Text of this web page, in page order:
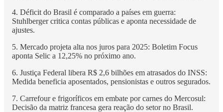
4. Déficit do Brasil é comparado a países em guerra:
Stuhlberger critica contas públicas e aponta necessidade de
ajustes.
5. Mercado projeta alta nos juros para 2025: Boletim Focus
aponta Selic a 12,25% no próximo ano.
6. Justiça Federal libera R$ 2,6 bilhões em atrasados do INSS:
Medida beneficia aposentados, pensionistas e outros segurados.
7. Carrefour e frigoríficos em embate por carnes do Mercosul:
Decisão da matriz francesa gera reação do setor no Brasil.